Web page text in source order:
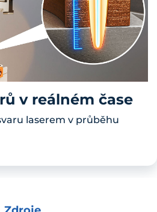
v reálném čase
laserem v průběhu